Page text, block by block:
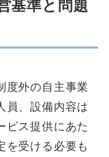
基準と問題
度外の自主事業
員、設備内容は
ビス提供にあた
を受ける必要も